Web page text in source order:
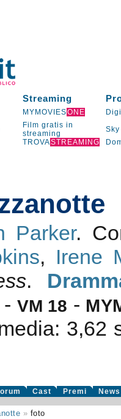
Streaming
MYMOVIESONE
Film gratis in
streaming
Sky
TROVASTREAMING
Parker.
, Irene
.
- VM 18 -
3,62
Cast Premi News
» foto